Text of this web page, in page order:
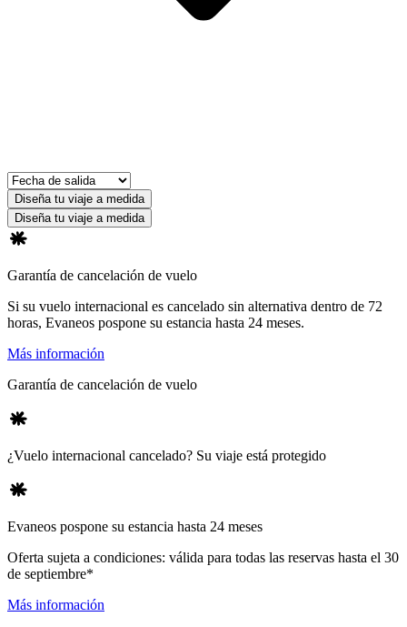
Diseña tu viaje a medida
Diseña tu viaje a medida
Garantía de cancelación de vuelo
Si su vuelo internacional es cancelado sin alternativa dentro de 72
horas, Evaneos pospone su estancia hasta 24 meses.
Más información
Garantía de cancelación de vuelo
¿Vuelo internacional cancelado? Su viaje está protegido
Evaneos pospone su estancia hasta 24 meses
Oferta sujeta a condiciones: válida para todas las reservas hasta el 30
de septiembre*
Más información